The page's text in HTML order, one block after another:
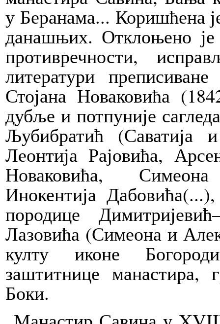
у Беранама... Коришћена
данашњих. Отклоњено
противречности,
литератури
Стојана Новаковића
дубље и потпуније
Љубибратић (Саватија
Леонтија Рајовића,
Новаковића,
Инокентија
породице
Лазовића (Симеона и
култу иконе
заштитнице манастира,
Боки.